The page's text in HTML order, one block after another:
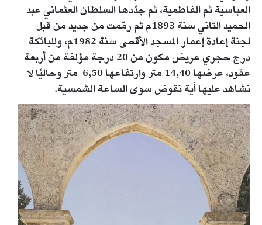
العباسية ثم الفاطمية، ثم جدّدها السلطان العثماني عبد
الحميد الثاني سنة 1893م ثم رمّمت من جديد من قبل
لجنة إعادة إعمار المسجد الأقصى سنة 1982م، وللبائكة
درج حجري عريض مكون من 20 درجة مؤلفة من أربعة
عقود، عرضها 14,40 متر وارتفاعها 6,50 متر وحاليًا لا
نشاهد عليها أية نقوض سوى الساعة الشمسية.